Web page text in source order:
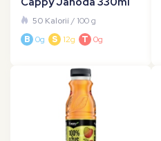
50 Kalorií/ 100 g
B 0g S 12g T 0g